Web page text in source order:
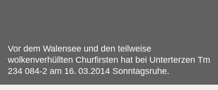
Vor dem Walensee und den teilweise
wolkenverhüllten Churfirsten hat bei Unterterzen Tm
234 084-2 am 16. 03.2014 Sonntagsruhe.